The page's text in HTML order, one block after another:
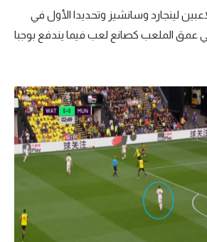
لينجارد وسانشيز وتحديدا الأول في
عمق الملعب كصانع لعب فيما يندفع بوجبا